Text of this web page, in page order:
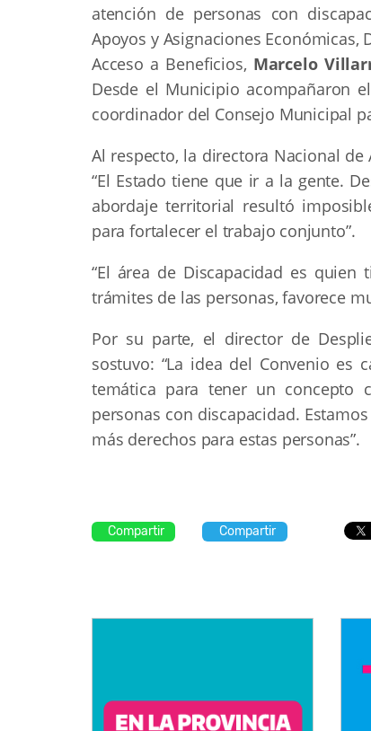
atención de personas con
Apoyos y Asignaciones Económicas,
Acceso a Beneficios, Marcelo
Desde el Municipio acompañaron
coordinador del Consejo Municipal
Al respecto, la directora Nacional de
“El Estado tiene que ir a la gente.
abordaje territorial resultó
para fortalecer el trabajo conjunto”.
“El área de Discapacidad es
trámites de las personas, favorece
Por su parte, el director de
sostuvo: “La idea del Convenio es
temática para tener un concepto
personas con discapacidad.
más derechos para estas personas”.
Compartir Compartir